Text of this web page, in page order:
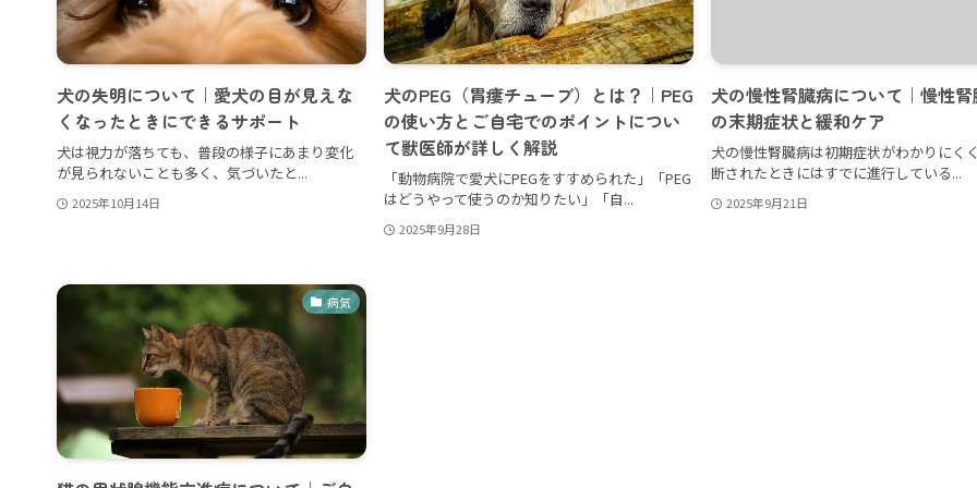
犬の失明について｜愛犬の目が見えな
くなったときにできるサポート
犬は視力が落ちても、普段の様子にあまり変化
が見られないことも多く、気づいたと...
2025年10月14日
犬のPEG（胃瘻チューブ）とは？｜PEG
の使い方とご自宅でのポイントについ
て獣医師が詳しく解説
「動物病院で愛犬にPEGをすすめられた」「PEG
はどうやって使うのか知りたい」「自...
2025年9月28日
犬の慢性腎臓病について｜慢性
の末期症状と緩和ケア
犬の慢性腎臓病は初期症状がわかりにく
断されたときにはすでに進行している...
2025年9月21日
病気